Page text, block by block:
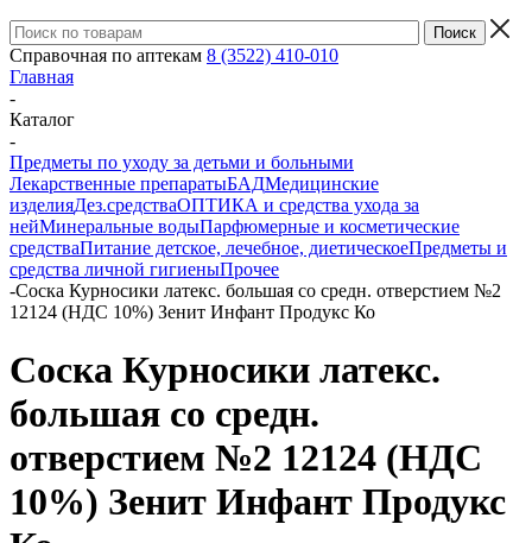
Справочная по аптекам 8 (3522) 410-010
Главная
-
Каталог
-
Предметы по уходу за детьми и больными
Лекарственные препаратыБАДМедицинские
изделияДез.средстваОПТИКА и средства ухода за
нейМинеральные водыПарфюмерные и косметические
средстваПитание детское, лечебное, диетическоеПредметы и
средства личной гигиеныПрочее
-Соска Курносики латекс. большая со средн. отверстием №2
12124 (НДС 10%) Зенит Инфант Продукс Ко
Соска Курносики латекс.
большая со средн.
отверстием №2 12124 (НДС
10%) Зенит Инфант Продукс